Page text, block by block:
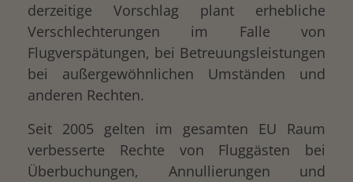
derzeitige Vorschlag plant erhebliche
Verschlechterungen im Falle von
Flugverspätungen, bei Betreuungsleistungen
bei außergewöhnlichen Umständen und
anderen Rechten.
Seit 2005 gelten im gesamten EU Raum
verbesserte Rechte von Fluggästen bei
Überbuchungen, Annullierungen und
drucken